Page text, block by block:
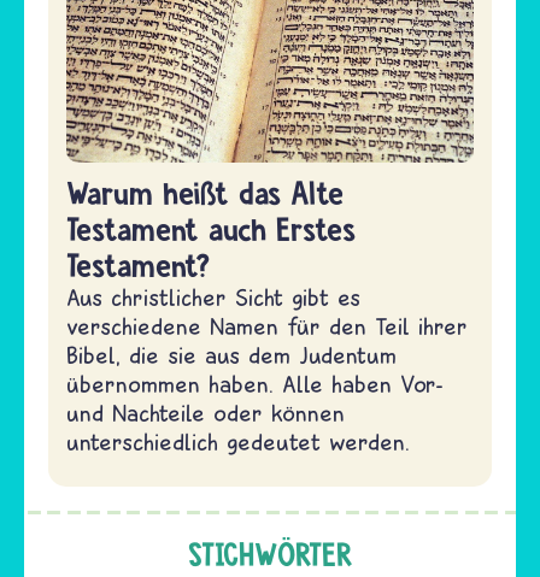
Warum heißt das Alte
Testament auch Erstes
Testament?
Aus christlicher Sicht gibt es
verschiedene Namen für den Teil ihrer
Bibel, die sie aus dem Judentum
übernommen haben. Alle haben Vor-
und Nachteile oder können
unterschiedlich gedeutet werden.
STICHWÖRTER